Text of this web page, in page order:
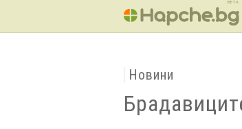
BETA
Новини